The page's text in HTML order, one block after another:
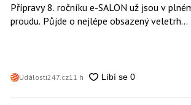
Přípravy 8. ročníku e-SALON už jsou v
proudu. Půjde o nejlépe obsazený veletrh
Události247.cz11 h